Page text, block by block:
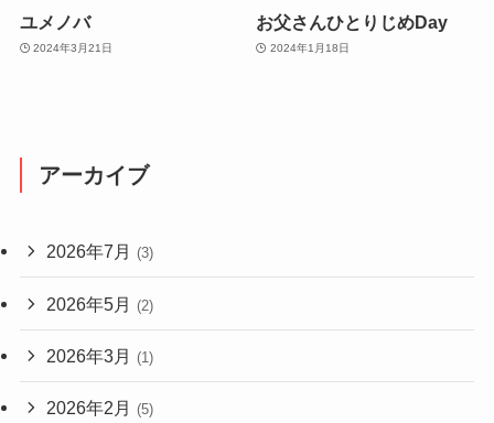
ユメノバ
2024年3月21日
お父さんひとりじめDay
2024年1月18日
アーカイブ
2026年7月 (3)
2026年5月 (2)
2026年3月 (1)
2026年2月 (5)